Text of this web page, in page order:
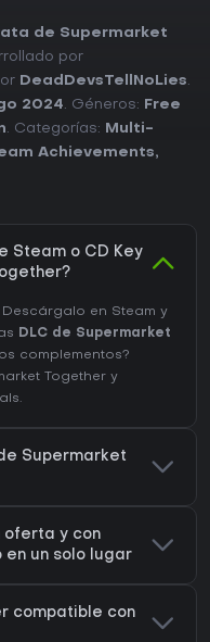
de Supermarket
por
DeadDevsTellNoLies.
2024. Géneros:
Free
. Categorías:
Multi-
Achievements,
Steam o CD Key
Descárgalo en Steam y
DLC de Supermarket
complementos?
Together y
Supermarket
oferta y con
un solo lugar
compatible con